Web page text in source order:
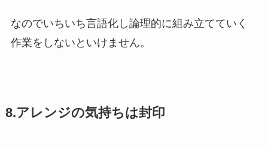
なのでいちいち言語化し論理的に組み立てていく
作業をしないといけません。
8.アレンジの気持ちは封印